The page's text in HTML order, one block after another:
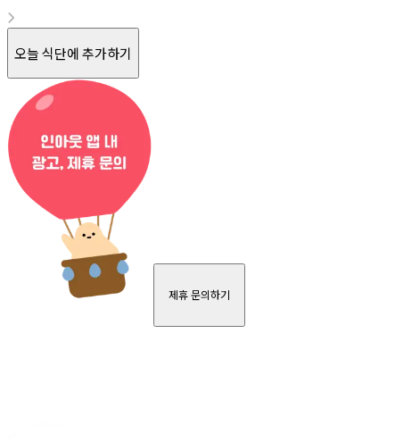
오늘 식단에 추가하기
제휴 문의하기